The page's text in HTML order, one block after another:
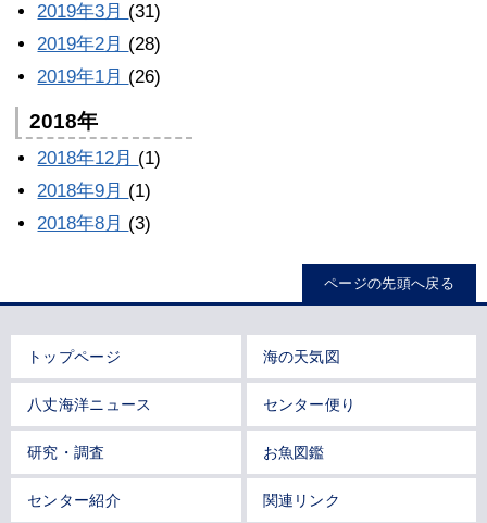
2019年3月 (31)
2019年2月 (28)
2019年1月 (26)
2018年
2018年12月 (1)
2018年9月 (1)
2018年8月 (3)
ページの先頭へ戻る
トップページ 海の天気図
八丈海洋ニュース センター便り
研究・調査 お魚図鑑
センター紹介 関連リンク